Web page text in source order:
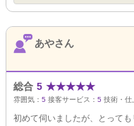
あやさん
総合 5 ★★★★★
雰囲気： 5 接客サービス： 5 技術・仕
初めて伺いましたが、とっても